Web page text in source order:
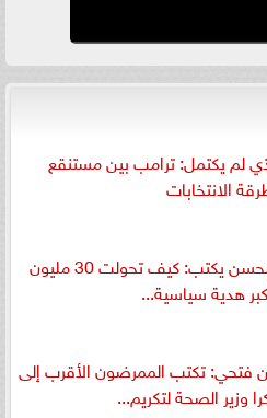
لم يكتمل: ترامب بين مستنقع
الانتخابات
عبدالعزيز محسن يكتب: كيف تحولت 30 مليون
هدية سياسية...
فتحي: تكتب الممرضون الأقرب إلى
وزير الصحة لتكريم...